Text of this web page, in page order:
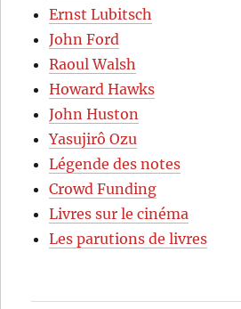
Ernst Lubitsch
John Ford
Raoul Walsh
Howard Hawks
John Huston
Yasujirô Ozu
Légende des notes
Crowd Funding
Livres sur le cinéma
Les parutions de livres